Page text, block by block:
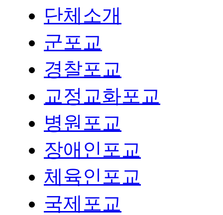
단체소개
군포교
경찰포교
교정교화포교
병원포교
장애인포교
체육인포교
국제포교